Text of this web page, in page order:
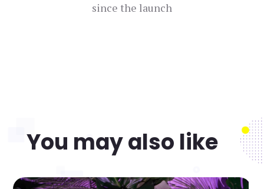
since the launch
You may also like